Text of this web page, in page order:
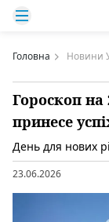
Головна Новини
Гороскоп на
принесе
День для нових
23.06.2026